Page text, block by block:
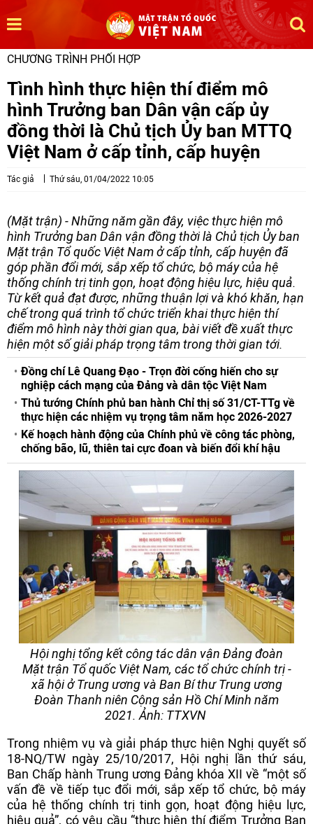
CHƯƠNG TRÌNH PHỐI HỢP
Tình hình thực hiện thí điểm mô
hình Trưởng ban Dân vận cấp ủy
đồng thời là Chủ tịch Ủy ban MTTQ
Việt Nam ở cấp tỉnh, cấp huyện
Tác giả Thứ sáu, 01/04/2022 10:05
(Mặt trận) - Những năm gần đây, việc thực hiện mô
hình Trưởng ban Dân vận đồng thời là Chủ tịch Ủy ban
Mặt trận Tổ quốc Việt Nam ở cấp tỉnh, cấp huyện đã
góp phần đổi mới, sắp xếp tổ chức, bộ máy của hệ
thống chính trị tinh gọn, hoạt động hiệu lực, hiệu quả.
Từ kết quả đạt được, những thuận lợi và khó khăn, hạn
chế trong quá trình tổ chức triển khai thực hiện thí
điểm mô hình này thời gian qua, bài viết đề xuất thực
hiện một số giải pháp trọng tâm trong thời gian tới.
Đồng chí Lê Quang Đạo - Trọn đời cống hiến cho sự
nghiệp cách mạng của Đảng và dân tộc Việt Nam
Thủ tướng Chính phủ ban hành Chỉ thị số 31/CT-TTg về
thực hiện các nhiệm vụ trọng tâm năm học 2026-2027
Kế hoạch hành động của Chính phủ về công tác phòng,
chống bão, lũ, thiên tai cực đoan và biến đổi khí hậu
Hội nghị tổng kết công tác dân vận Đảng đoàn
Mặt trận Tổ quốc Việt Nam, các tổ chức chính trị -
xã hội ở Trung ương và Ban Bí thư Trung ương
Đoàn Thanh niên Cộng sản Hồ Chí Minh năm
2021. Ảnh: TTXVN
Trong nhiệm vụ và giải pháp thực hiện Nghị quyết số
18-NQ/TW ngày 25/10/2017, Hội nghị lần thứ sáu,
Ban Chấp hành Trung ương Đảng khóa XII về “một số
vấn đề về tiếp tục đổi mới, sắp xếp tổ chức, bộ máy
của hệ thống chính trị tinh gọn, hoạt động hiệu lực,
hiệu quả”, có yêu cầu “thực hiện thí điểm Trưởng Ban